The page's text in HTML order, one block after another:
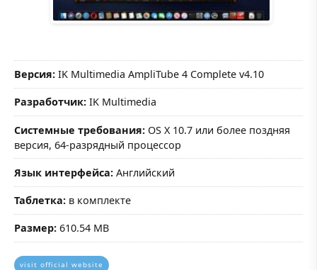
Версия: IK Multimedia AmpliTube 4 Complete v4.10
Разработчик: IK Multimedia
Системные требования: OS X 10.7 или более поздняя
версия, 64-разрядный процессор
Язык интерфейса: Английский
Таблетка: в комплекте
Размер: 610.54 MB
visit official website